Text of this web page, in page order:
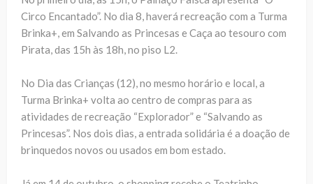
Circo Encantado”. No dia 8, haverá recreação com a Turma
Brinka+, em Salvando as Princesas e Caça ao tesouro com
Pirata, das 15h às 18h, no piso L2.
No Dia das Crianças (12), no mesmo horário e local, a
Turma Brinka+ volta ao centro de compras para as
atividades de recreação “Explorador” e “Salvando as
Princesas”. Nos dois dias, a entrada solidária é a doação de
brinquedos novos ou usados em bom estado.